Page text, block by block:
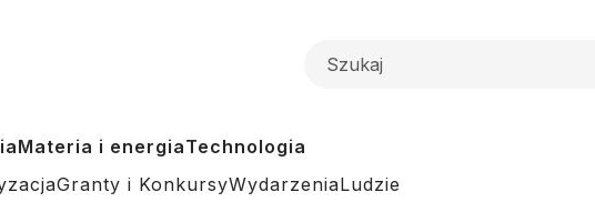
Materia i energiaTechnologia
Granty i KonkursyWydarzeniaLudzie